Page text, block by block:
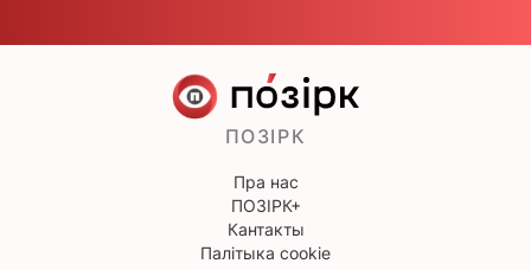
ПОЗІРК
Пра нас
ПОЗІРК+
Кантакты
Палітыка cookie